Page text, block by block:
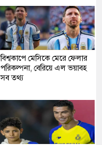
বিশ্বকাপে মেসিকে মেরে ফেলার
পরিকল্পনা, বেরিয়ে এল ভয়াবহ
সব তথ্য